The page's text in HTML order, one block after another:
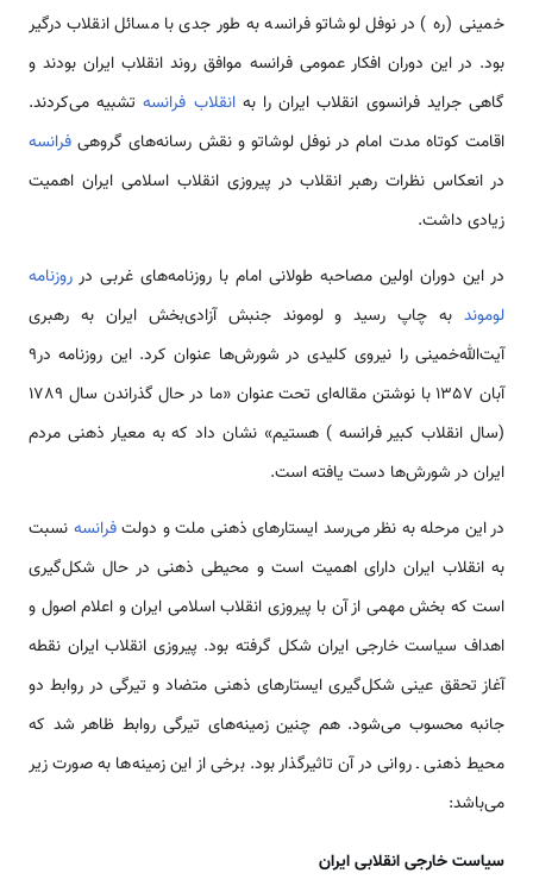
خمینی (ره ) در نوفل لوشاتو فرانسه به طور جدی با مسائل انقلاب درگیر
بود. در این دوران افکار عمومی فرانسه موافق روند انقلاب ایران بودند و
گاهی جراید فرانسوی انقلاب ایران را بهانقلاب فرانسهتشبیه می‌کردند.
اقامت کوتاه مدت امام در نوفل لوشاتو و نقش رسانه‌های گروهی فرانسه
در انعکاس نظرات رهبر انقلاب در پیروزی انقلاب اسلامی ایران اهمیت
زیادی داشت.
در این دوران اولین مصاحبه طولانی امام با روزنامه‌های غربی در روزنامه
لوموند به چاپ رسید و لوموند جنبش آزادی‌بخش ایران به رهبری
آیت‌الله‌خمینی را نیروی کلیدی در شورش‌ها عنوان کرد. این روزنامه در9
آبان 1357 با نوشتن مقاله‌ای تحت عنوان «ما در حال گذراندن سال 1789
(سال انقلاب کبیر فرانسه ) هستیم» نشان داد که به معیار ذهنی مردم
ایران در شورش‌ها دست یافته است.
در این مرحله به نظر می‌رسد ایستارهای ذهنی ملت و دولتفرانسه نسبت
به انقلاب ایران دارای اهمیت است و محیطی ذهنی در حال شکل‌گیری
است که بخش مهمی از آن با پیروزی انقلاب اسلامی ایران و اعلام اصول و
اهداف سیاست خارجی ایران شکل گرفته بود. پیروزی انقلاب ایران نقطه
آغاز تحقق عینی شکل‌گیری ایستارهای ذهنی متضاد و تیرگی در روابط دو
جانبه محسوب می‌شود. هم چنین زمینه‌های تیرگی روابط ظاهر شد که
محیط ذهنی ـ روانی در آن تاثیرگذار بود. برخی از این زمینه‌ها به صورت زیر
می‌باشد:
سیاست خارجی انقلابی ایران